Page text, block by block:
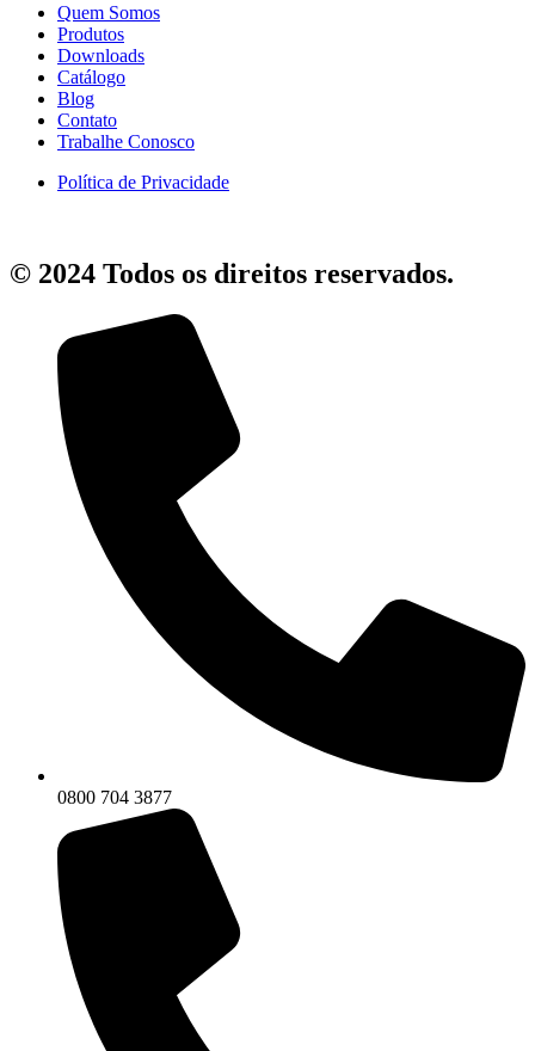
Quem Somos
Produtos
Downloads
Catálogo
Blog
Contato
Trabalhe Conosco
Política de Privacidade
© 2024 Todos os direitos reservados.
0800 704 3877